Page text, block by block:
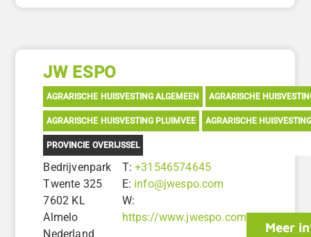
JW ESPO
AGRARISCHE HUISVESTING ALGEMEEN AGRARISCHE
AGRARISCHE HUISVESTING PLUIMVEE AGRARISCHE
PROVINCIE OVERIJSSEL
Bedrijvenpark
Twente 325
7602 KL
Almelo
Nederland
T:+31546574645
E: info@jwespo.com
W:
https://www.jwespo.com
Meer